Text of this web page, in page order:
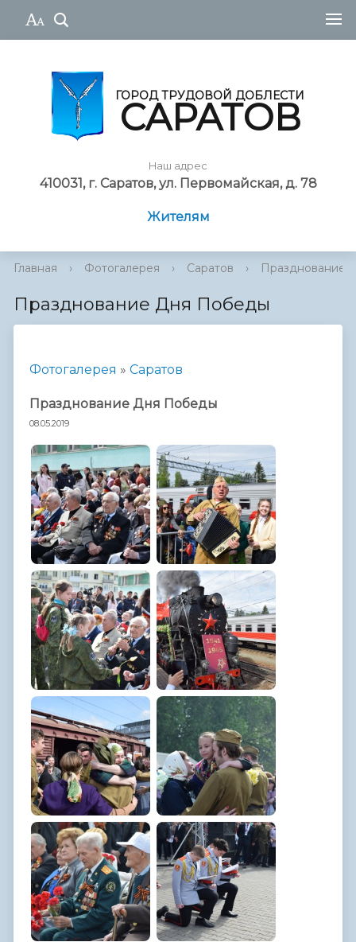
ГОРОД ТРУДОВОЙ ДОБЛЕСТИ
САРАТОВ
Наш адрес
410031, г. Саратов, ул. Первомайская, д. 78
Жителям
Главная › Фотогалерея › Саратов › Празднование
Празднование Дня Победы
Фотогалерея » Саратов
Празднование Дня Победы
08.05.2019